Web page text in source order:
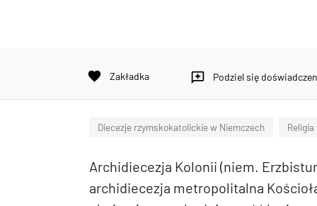
favorite Zakładka reviews Podziel się
Diecezje rzymskokatolickie w Niemczech
Archidiecezja Kolonii (niem.
archidiecezja metropolitalna